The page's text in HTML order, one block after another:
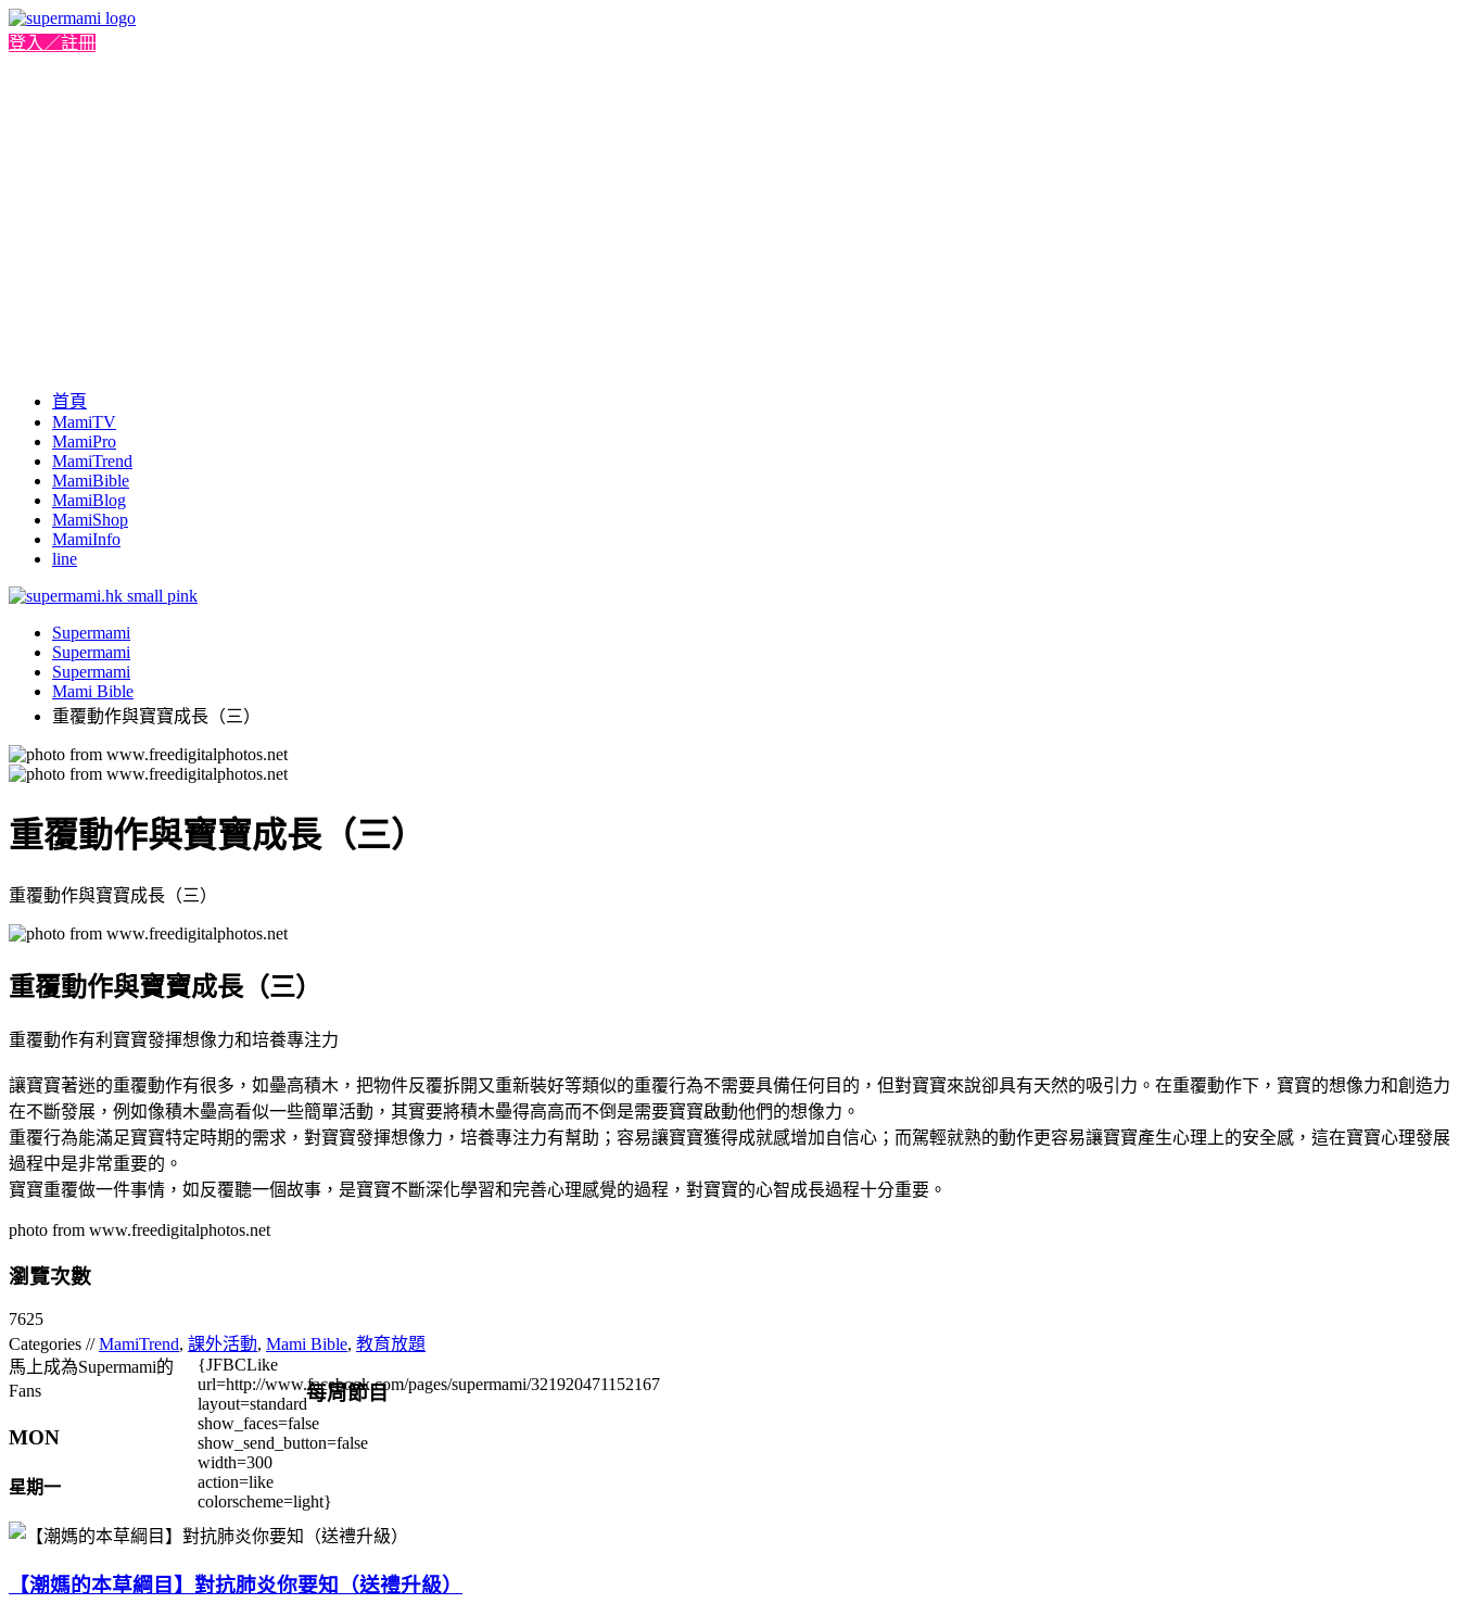
登入／註冊
首頁
MamiTV
MamiPro
MamiTrend
MamiBible
MamiBlog
MamiShop
MamiInfo
line
Supermami
Supermami
Supermami
Mami Bible
重覆動作與寶寶成長（三）
重覆動作與寶寶成長（三）
重覆動作與寶寶成長（三）
重覆動作與寶寶成長（三）
重覆動作有利寶寶發揮想像力和培養專注力
讓寶寶著迷的重覆動作有很多，如壘高積木，把物件反覆拆開又重新裝好等類似的重覆行為不需要具備任何目的，但對寶寶來說卻具有天然的吸引力。在重覆動作下，寶寶的想像力和創造力
在不斷發展，例如像積木壘高看似一些簡單活動，其實要將積木壘得高高而不倒是需要寶寶啟動他們的想像力。
重覆行為能滿足寶寶特定時期的需求，對寶寶發揮想像力，培養專注力有幫助；容易讓寶寶獲得成就感增加自信心；而駕輕就熟的動作更容易讓寶寶產生心理上的安全感，這在寶寶心理發展
過程中是非常重要的。
寶寶重覆做一件事情，如反覆聽一個故事，是寶寶不斷深化學習和完善心理感覺的過程，對寶寶的心智成長過程十分重要。
photo from www.freedigitalphotos.net
瀏覽次數
7625
Categories //MamiTrend, 課外活動, Mami Bible, 教育放題
馬上成為Supermami的
Fans
{JFBCLike
url=http://www.facebook.com/pages/supermami/321920471152167
layout=standard
show_faces=false
show_send_button=false
width=300
action=like
colorscheme=light}
每周節目
MON
星期一
【潮媽的本草綱目】對抗肺炎你要知（送禮升級）